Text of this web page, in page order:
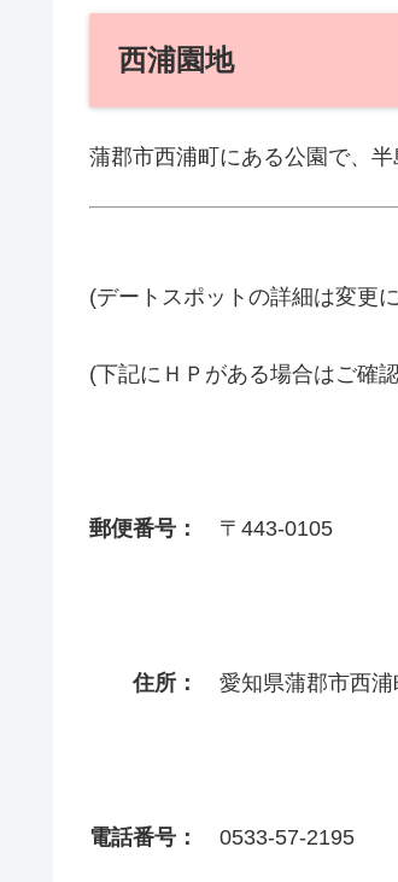
西浦園地
蒲郡市西浦町にある公園で、
(デートスポットの詳細は変更
(下記にＨＰがある場合はご確
郵便番号： 〒443-0105
住所： 愛知県蒲郡市西浦
電話番号： 0533-57-2195